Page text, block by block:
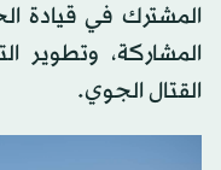
المشترك في قيادة
المشاركة، وتطوير
القتال الجوي.